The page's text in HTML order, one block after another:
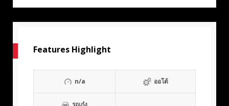
Features Highlight
n/a ออโต้
รถเก๋ง